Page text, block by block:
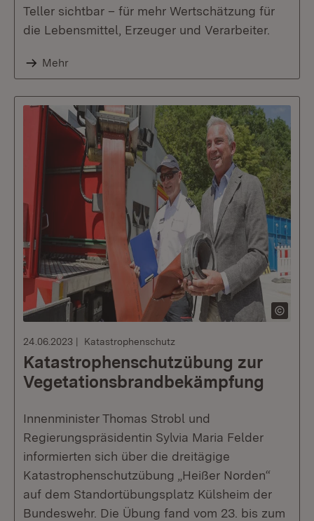
Teller sichtbar – für mehr Wertschätzung für
die Lebensmittel, Erzeuger und Verarbeiter.
Mehr
24.06.2023 Katastrophenschutz
Katastrophenschutzübung zur
Vegetationsbrandbekämpfung
Innenminister Thomas Strobl und
Regierungspräsidentin Sylvia Maria Felder
informierten sich über die dreitägige
Katastrophenschutzübung „Heißer Norden“
auf dem Standortübungsplatz Külsheim der
Bundeswehr. Die Übung fand vom 23. bis zum